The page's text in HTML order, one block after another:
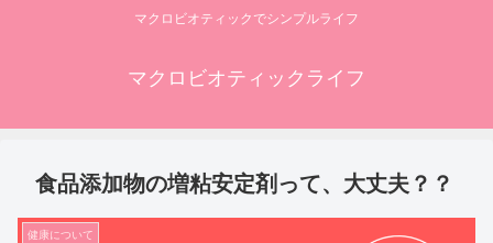
マクロビオティックでシンプルライフ
マクロビオティックライフ
食品添加物の増粘安定剤って、大丈夫？？
健康について